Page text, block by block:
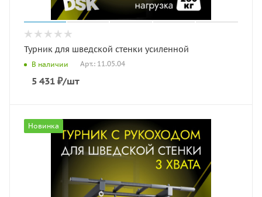
Турник для шведской стенки усиленной
В наличии Арт.: 11.05.04
5 431 ₽/шт
Новинка